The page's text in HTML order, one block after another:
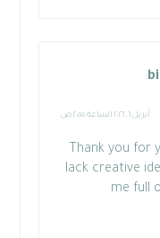
:
أبريل ٦, ٢٠٢٦ الساعة ٢:٥٥ ص
Thank you for
lack creative
me full